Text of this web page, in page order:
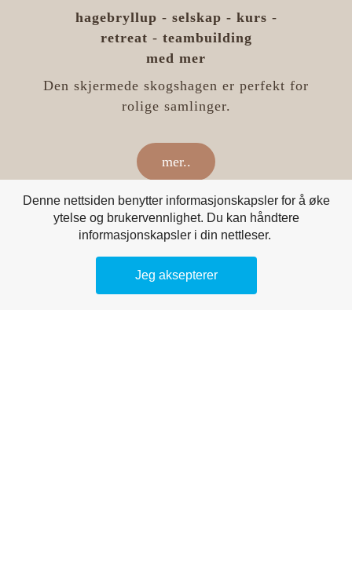
hagebryllup - selskap - kurs -
retreat - teambuilding
med mer
Den skjermede skogshagen er perfekt for
rolige samlinger.
mer..
Denne nettsiden benytter informasjonskapsler for å øke
ytelse og brukervennlighet. Du kan håndtere
informasjonskapsler i din nettleser.
Jeg aksepterer